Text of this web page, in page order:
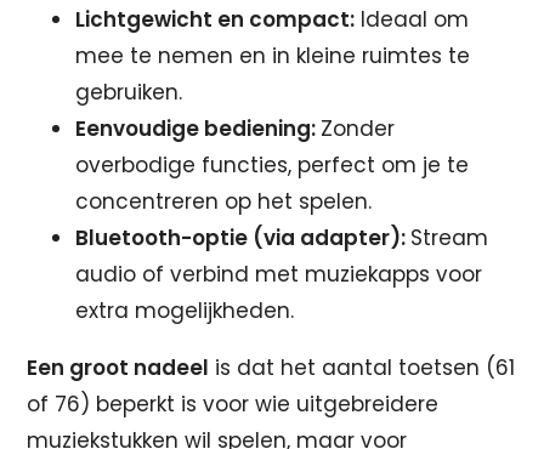
Lichtgewicht en compact: Ideaal om
mee te nemen en in kleine ruimtes te
gebruiken.
Eenvoudige bediening: Zonder
overbodige functies, perfect om je te
concentreren op het spelen.
Bluetooth-optie (via adapter): Stream
audio of verbind met muziekapps voor
extra mogelijkheden.
Een groot nadeel is dat het aantal toetsen (61
of 76) beperkt is voor wie uitgebreidere
muziekstukken wil spelen, maar voor